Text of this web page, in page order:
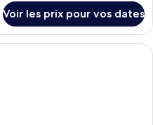
Voir les prix pour vos dates
Une chambre à coucher avec un